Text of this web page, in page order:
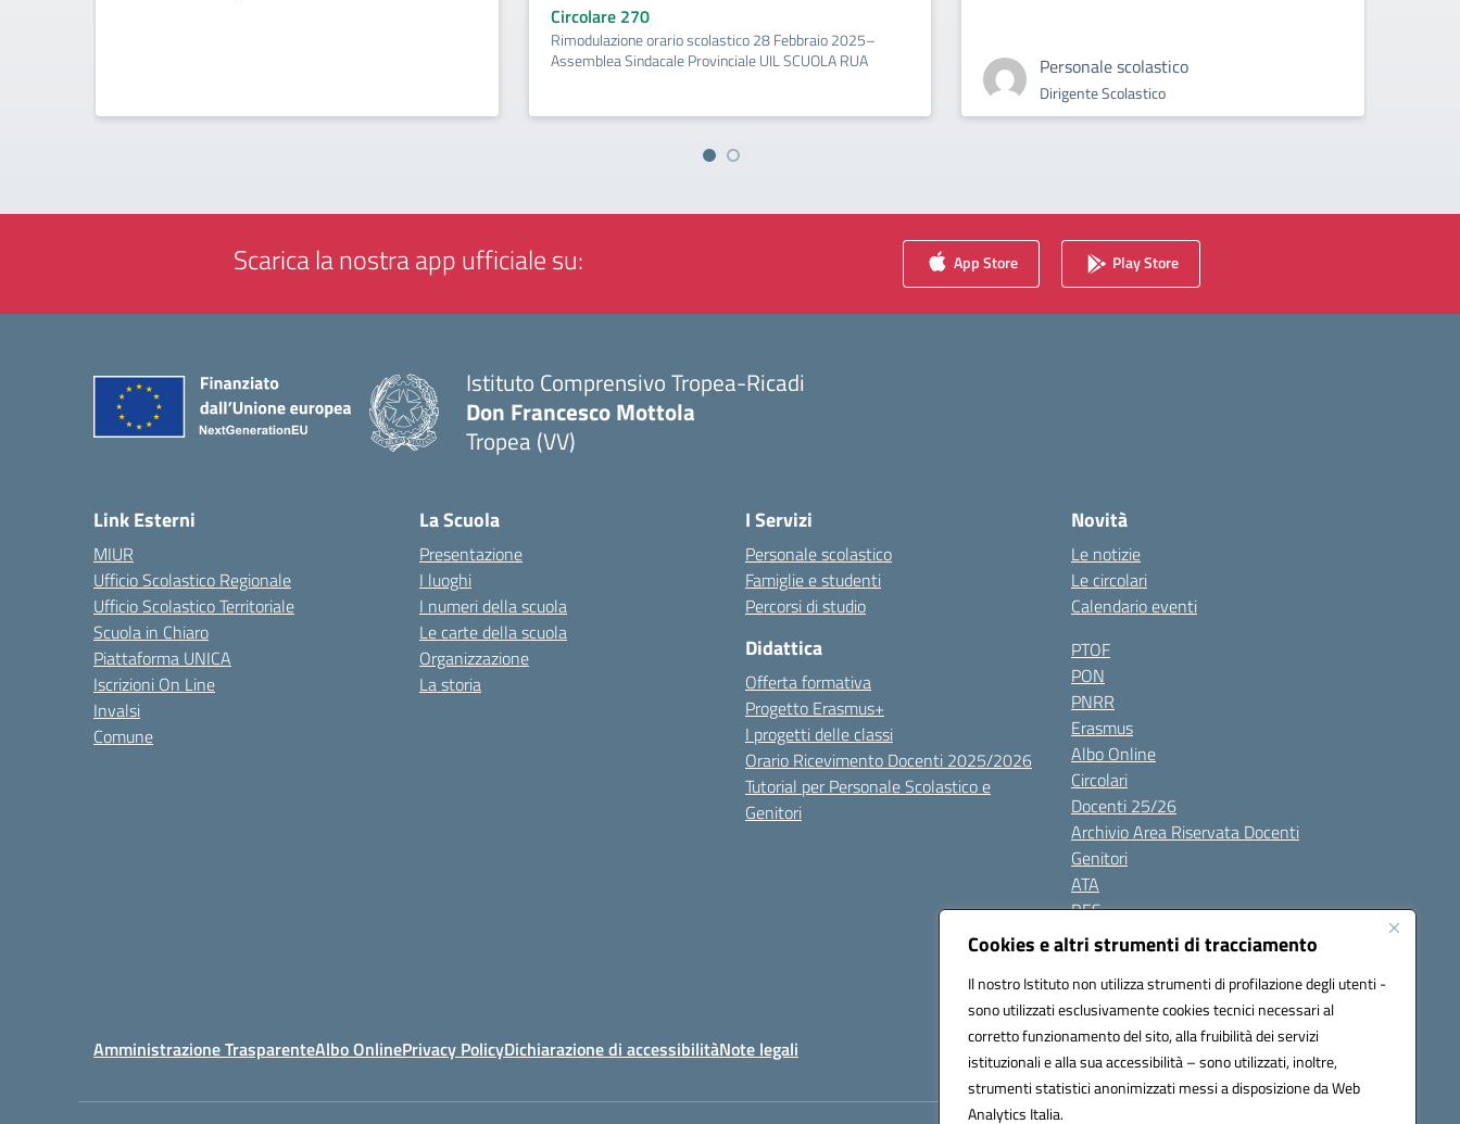
Cookies e altri strumenti di tracciamento
Il nostro Istituto non utilizza strumenti di profilazione degli utenti -
sono utilizzati esclusivamente cookies tecnici necessari al
corretto funzionamento del sito, alla fruibilità dei servizi
istituzionali e alla sua accessibilità – sono utilizzati, inoltre,
strumenti statistici anonimizzati messi a disposizione da Web
Analytics Italia.
Circolare 270
Rimodulazione orario scolastico 28 Febbraio 2025–
Assemblea Sindacale Provinciale UIL SCUOLA RUA
Personale scolastico
Dirigente Scolastico
Scarica la nostra app ufficiale su: App Store Play Store
Istituto Comprensivo Tropea-Ricadi
Don Francesco Mottola
Tropea (VV)
Link Esterni
MIUR
Ufficio Scolastico Regionale
Ufficio Scolastico Territoriale
Scuola in Chiaro
Piattaforma UNICA
Iscrizioni On Line
Invalsi
Comune
La Scuola
Presentazione
I luoghi
I numeri della scuola
Le carte della scuola
Organizzazione
La storia
I Servizi
Personale scolastico
Famiglie e studenti
Percorsi di studio
Didattica
Offerta formativa
Progetto Erasmus+
I progetti delle classi
Orario Ricevimento Docenti 2025/2026
Tutorial per Personale Scolastico e
Genitori
Novità
Le notizie
Le circolari
Calendario eventi
PTOF
PON
PNRR
Erasmus
Albo Online
Circolari
Docenti 25/26
Archivio Area Riservata Docenti
Genitori
ATA
BES
Modulistica
Gallery
Amministrazione TrasparenteAlbo OnlinePrivacy PolicyDichiarazione di accessibilitàNote legali